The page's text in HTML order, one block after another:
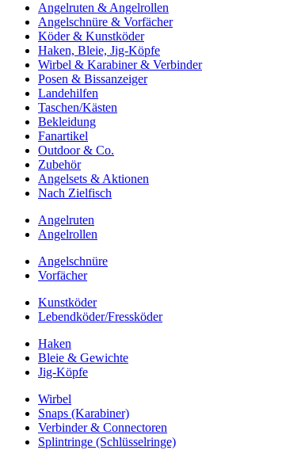
Angelruten & Angelrollen
Angelschnüre & Vorfächer
Köder & Kunstköder
Haken, Bleie, Jig-Köpfe
Wirbel & Karabiner & Verbinder
Posen & Bissanzeiger
Landehilfen
Taschen/Kästen
Bekleidung
Fanartikel
Outdoor & Co.
Zubehör
Angelsets & Aktionen
Nach Zielfisch
Angelruten
Angelrollen
Angelschnüre
Vorfächer
Kunstköder
Lebendköder/Fressköder
Haken
Bleie & Gewichte
Jig-Köpfe
Wirbel
Snaps (Karabiner)
Verbinder & Connectoren
Splintringe (Schlüsselringe)